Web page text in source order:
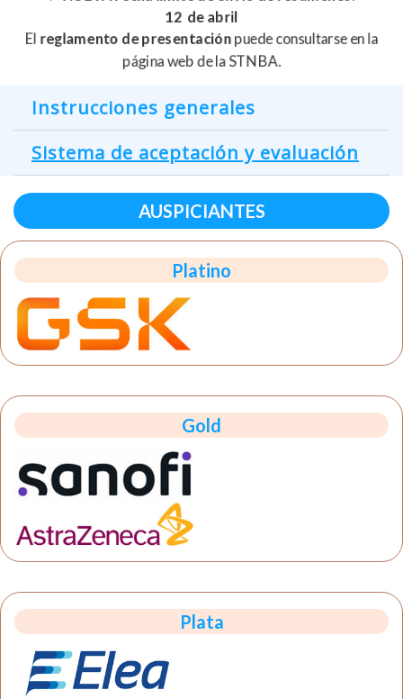
12 de abril
El reglamento de presentación puede consultarse en la
página web de la STNBA.
Instrucciones generales
Sistema de aceptación y evaluación
AUSPICIANTES
Platino
Gold
Plata